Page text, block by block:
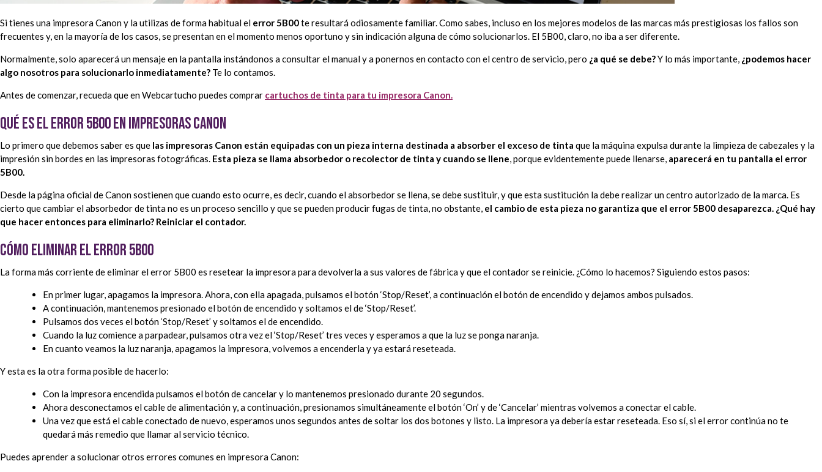
Si tienes una impresora Canon y la utilizas de forma habitual el error 5B00te resultará odiosamente familiar. Como sabes, incluso en los mejores modelos de las marcas más prestigiosas los fallos son
frecuentes y, en la mayoría de los casos, se presentan en el momento menos oportuno y sin indicación alguna de cómo solucionarlos. El 5B00, claro, no iba a ser diferente.
Normalmente, solo aparecerá un mensaje en la pantalla instándonos a consultar el manual y a ponernos en contacto con el centro de servicio, pero ¿a qué se debe?Y lo más importante, ¿podemos hacer
algo nosotros para solucionarlo inmediatamente? Te lo contamos.
Antes de comenzar, recueda que en Webcartucho puedes comprar cartuchos de tinta para tu impresora Canon.
Qué es el error 5B00 en impresoras Canon
Lo primero que debemos saber es que las impresoras Canon están equipadas con un pieza interna destinada a absorber el exceso de tinta que la máquina expulsa durante la limpieza de cabezales y la
impresión sin bordes en las impresoras fotográficas. Esta pieza se llama absorbedor o recolector de tinta y cuando se llene, porque evidentemente puede llenarse, aparecerá en tu pantalla el error
5B00.
Desde la página oficial de Canon sostienen que cuando esto ocurre, es decir, cuando el absorbedor se llena, se debe sustituir, y que esta sustitución la debe realizar un centro autorizado de la marca. Es
cierto que cambiar el absorbedor de tinta no es un proceso sencillo y que se pueden producir fugas de tinta, no obstante, el cambio de esta pieza no garantiza que el error 5B00 desaparezca. ¿Qué hay
que hacer entonces para eliminarlo? Reiniciar el contador.
Cómo eliminar el Error 5B00
La forma más corriente de eliminar el error 5B00 es resetear la impresora para devolverla a sus valores de fábrica y que el contador se reinicie. ¿Cómo lo hacemos? Siguiendo estos pasos:
En primer lugar, apagamos la impresora. Ahora, con ella apagada, pulsamos el botón ‘Stop/Reset’, a continuación el botón de encendido y dejamos ambos pulsados.
A continuación, mantenemos presionado el botón de encendido y soltamos el de ‘Stop/Reset’.
Pulsamos dos veces el botón ‘Stop/Reset’ y soltamos el de encendido.
Cuando la luz comience a parpadear, pulsamos otra vez el ‘Stop/Reset’ tres veces y esperamos a que la luz se ponga naranja.
En cuanto veamos la luz naranja, apagamos la impresora, volvemos a encenderla y ya estará reseteada.
Y esta es la otra forma posible de hacerlo:
Con la impresora encendida pulsamos el botón de cancelar y lo mantenemos presionado durante 20 segundos.
Ahora desconectamos el cable de alimentación y, a continuación, presionamos simultáneamente el botón ‘On’ y de ‘Cancelar’ mientras volvemos a conectar el cable.
Una vez que está el cable conectado de nuevo, esperamos unos segundos antes de soltar los dos botones y listo. La impresora ya debería estar reseteada. Eso sí, si el error continúa no te
quedará más remedio que llamar al servicio técnico.
Puedes aprender a solucionar otros errores comunes en impresora Canon: